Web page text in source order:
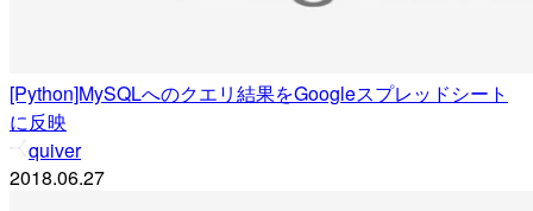
[Python]MySQLへのクエリ結果をGoogleスプレッドシート
に反映
quiver
2018.06.27